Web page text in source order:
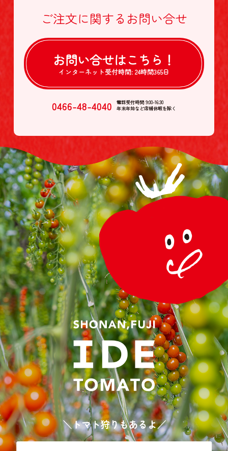
ご注文に関する お問い合せ
お問い合せはこちら！
インターネット受付時間: 24時間365日
0466-48-4040
電話受付時間 9:00-16:30
年末年始など店舗休暇を除く